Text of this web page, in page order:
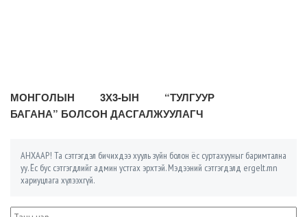
МОНГОЛЫН 3Х3-ЫН “ТУЛГУУР
БАГАНА” БОЛСОН ДАСГАЛЖУУЛАГЧ
АНХААР! Та сэтгэгдэл бичихдээ хууль зүйн болон ёс суртахууныг баримтална
уу. Ёс бус сэтгэгдлийг админ устгах эрхтэй. Мэдээний сэтгэгдэлд ergelt.mn
хариуцлага хүлээхгүй.